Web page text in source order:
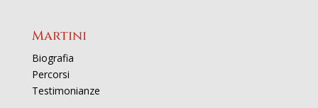
Martini
Biografia
Percorsi
Testimonianze